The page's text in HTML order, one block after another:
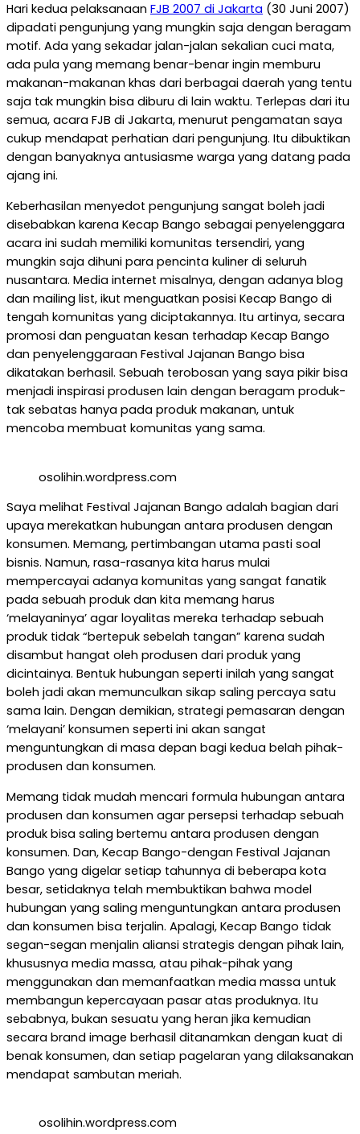
Hari kedua pelaksanaan FJB 2007 di Jakarta (30 Juni 2007)
dipadati pengunjung yang mungkin saja dengan beragam
motif. Ada yang sekadar jalan-jalan sekalian cuci mata,
ada pula yang memang benar-benar ingin memburu
makanan-makanan khas dari berbagai daerah yang tentu
saja tak mungkin bisa diburu di lain waktu. Terlepas dari itu
semua, acara FJB di Jakarta, menurut pengamatan saya
cukup mendapat perhatian dari pengunjung. Itu dibuktikan
dengan banyaknya antusiasme warga yang datang pada
ajang ini.
Keberhasilan menyedot pengunjung sangat boleh jadi
disebabkan karena Kecap Bango sebagai penyelenggara
acara ini sudah memiliki komunitas tersendiri, yang
mungkin saja dihuni para pencinta kuliner di seluruh
nusantara. Media internet misalnya, dengan adanya blog
dan mailing list, ikut menguatkan posisi Kecap Bango di
tengah komunitas yang diciptakannya. Itu artinya, secara
promosi dan penguatan kesan terhadap Kecap Bango
dan penyelenggaraan Festival Jajanan Bango bisa
dikatakan berhasil. Sebuah terobosan yang saya pikir bisa
menjadi inspirasi produsen lain dengan beragam produk-
tak sebatas hanya pada produk makanan, untuk
mencoba membuat komunitas yang sama.
osolihin.wordpress.com
Saya melihat Festival Jajanan Bango adalah bagian dari
upaya merekatkan hubungan antara produsen dengan
konsumen. Memang, pertimbangan utama pasti soal
bisnis. Namun, rasa-rasanya kita harus mulai
mempercayai adanya komunitas yang sangat fanatik
pada sebuah produk dan kita memang harus
‘melayaninya’ agar loyalitas mereka terhadap sebuah
produk tidak “bertepuk sebelah tangan” karena sudah
disambut hangat oleh produsen dari produk yang
dicintainya. Bentuk hubungan seperti inilah yang sangat
boleh jadi akan memunculkan sikap saling percaya satu
sama lain. Dengan demikian, strategi pemasaran dengan
‘melayani’ konsumen seperti ini akan sangat
menguntungkan di masa depan bagi kedua belah pihak-
produsen dan konsumen.
Memang tidak mudah mencari formula hubungan antara
produsen dan konsumen agar persepsi terhadap sebuah
produk bisa saling bertemu antara produsen dengan
konsumen. Dan, Kecap Bango-dengan Festival Jajanan
Bango yang digelar setiap tahunnya di beberapa kota
besar, setidaknya telah membuktikan bahwa model
hubungan yang saling menguntungkan antara produsen
dan konsumen bisa terjalin. Apalagi, Kecap Bango tidak
segan-segan menjalin aliansi strategis dengan pihak lain,
khususnya media massa, atau pihak-pihak yang
menggunakan dan memanfaatkan media massa untuk
membangun kepercayaan pasar atas produknya. Itu
sebabnya, bukan sesuatu yang heran jika kemudian
secara brand image berhasil ditanamkan dengan kuat di
benak konsumen, dan setiap pagelaran yang dilaksanakan
mendapat sambutan meriah.
osolihin.wordpress.com